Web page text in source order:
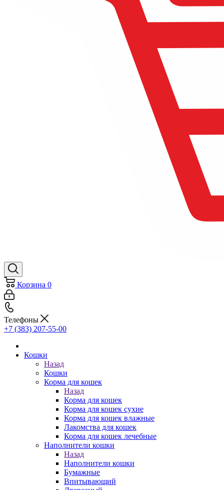
Корзина 0
Телефоны
+7 (383) 207-55-00
Кошки
Назад
Кошки
Корма для кошек
Назад
Корма для кошек
Корма для кошек сухие
Корма для кошек влажные
Лакомства для кошек
Корма для кошек лечебные
Наполнители кошки
Назад
Наполнители кошки
Бумажные
Впитывающий